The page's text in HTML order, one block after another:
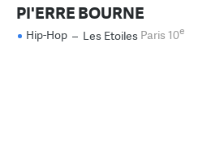
PI'ERRE BOURNE
Hip-Hop – Les Etoiles Paris 10e